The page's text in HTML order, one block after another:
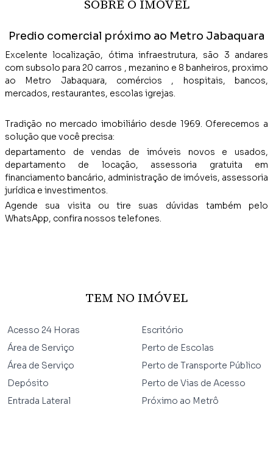
SOBRE O IMÓVEL
Predio comercial próximo ao Metro Jabaquara
Excelente localização, ótima infraestrutura, são 3 andares
com subsolo para 20 carros , mezanino e 8 banheiros, proximo
ao Metro Jabaquara, comércios , hospitais, bancos,
mercados, restaurantes, escolas igrejas.
Tradição no mercado imobiliário desde 1969. Oferecemos a
solução que você precisa:
departamento de vendas de imóveis novos e usados,
departamento de locação, assessoria gratuita em
financiamento bancário, administração de imóveis, assessoria
jurídica e investimentos.
Agende sua visita ou tire suas dúvidas também pelo
WhatsApp, confira nossos telefones.
TEM NO IMÓVEL
Acesso 24 Horas
Área de Serviço
Área de Serviço
Depósito
Entrada Lateral
Escritório
Perto de Escolas
Perto de Transporte Público
Perto de Vias de Acesso
Próximo ao Metrô